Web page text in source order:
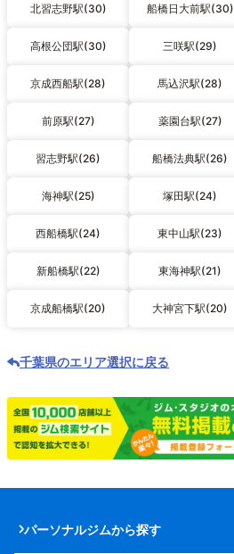
北習志野駅(30) 船橋日大前駅(30)
高根公団駅(30) 三咲駅(29)
京成西船駅(28) 馬込沢駅(28)
前原駅(27) 薬園台駅(27)
習志野駅(26) 船橋法典駅(26)
海神駅(25) 塚田駅(24)
西船橋駅(24) 東中山駅(23)
新船橋駅(22) 東海神駅(21)
京成船橋駅(20) 大神宮下駅(20)
千葉県のエリア選択に戻る
パーソナルジムから探す